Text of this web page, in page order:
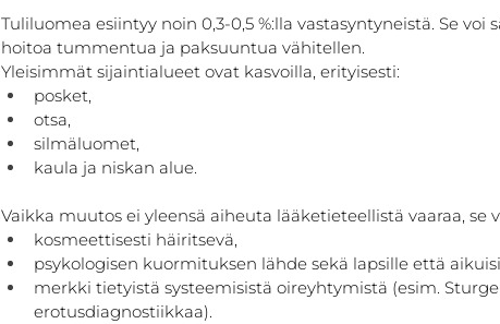
Tuliluomea esiintyy noin 0,3-0,5 %:lla vastasyntyneistä. Se
hoitoa tummentua ja paksuuntua vähitellen.
Yleisimmät sijaintialueet ovat kasvoilla, erityisesti:
posket,
otsa,
silmäluomet,
kaula ja niskan alue.
Vaikka muutos ei yleensä aiheuta lääketieteellistä vaaraa, se
kosmeettisesti häiritsevä,
psykologisen kuormituksen lähde sekä lapsille että
merkki tietyistä systeemisistä oireyhtymistä (esim.
erotusdiagnostiikkaa).